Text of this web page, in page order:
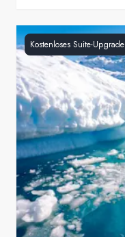
Kostenloses Suite-Upgrade